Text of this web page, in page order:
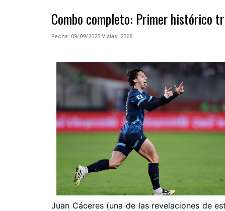
Combo completo: Primer histórico
Fecha: 09/09/2025 Vistas: 2368
Juan Cáceres (una de las revelaciones de